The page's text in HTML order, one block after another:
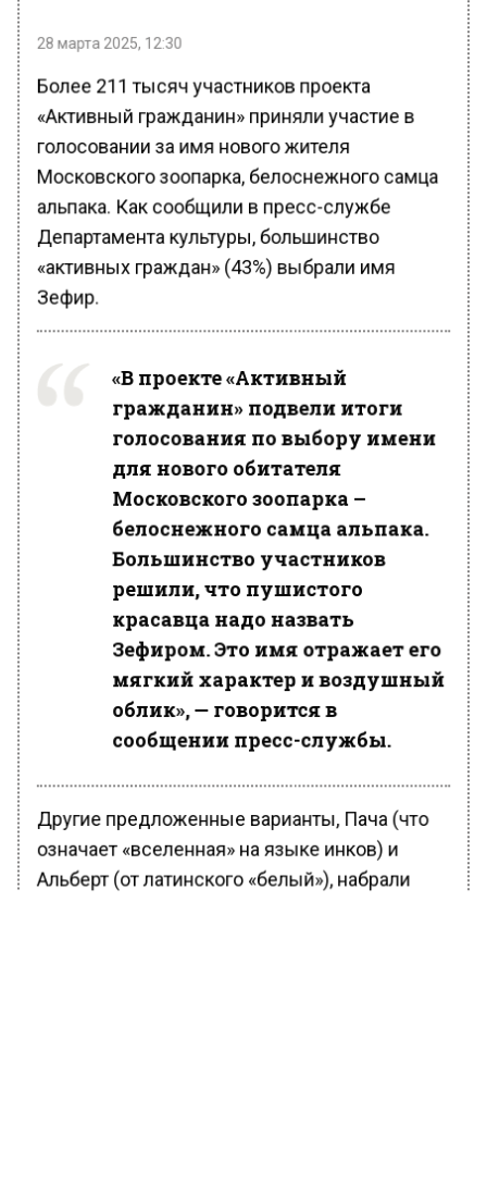
28 марта 2025, 12:30
Более 211 тысяч участников проекта
«Активный гражданин» приняли участие в
голосовании за имя нового жителя
Московского зоопарка, белоснежного самца
альпака. Как сообщили в пресс-службе
Департамента культуры, большинство
«активных граждан» (43%) выбрали имя
Зефир.
«В проекте «Активный
гражданин» подвели итоги
голосования по выбору имени
для нового обитателя
Московского зоопарка –
белоснежного самца альпака.
Большинство участников
решили, что пушистого
красавца надо назвать
Зефиром. Это имя отражает его
мягкий характер и воздушный
облик», — говорится в
сообщении пресс-службы.
Другие предложенные варианты, Пача (что
означает «вселенная» на языке инков) и
Альберт (от латинского «белый»), набрали